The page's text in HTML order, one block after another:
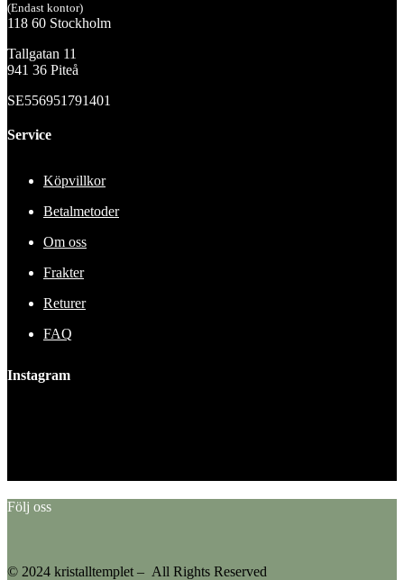
(Endast kontor)
118 60 Stockholm
Tallgatan 11
941 36 Piteå
SE556951791401
Service
Köpvillkor
Betalmetoder
Om oss
Frakter
Returer
FAQ
Instagram
Följ oss
© 2024 kristalltemplet – All Rights Reserved